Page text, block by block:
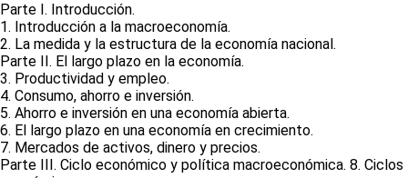
Parte I. Introducción.
1. Introducción a la macroeconomía.
2. La medida y la estructura de la economía nacional.
Parte II. El largo plazo en la economía.
3. Productividad y empleo.
4. Consumo, ahorro e inversión.
5. Ahorro e inversión en una economía abierta.
6. El largo plazo en una economía en crecimiento.
7. Mercados de activos, dinero y precios.
Parte III. Ciclo económico y política macroeconómica. 8. Ciclos